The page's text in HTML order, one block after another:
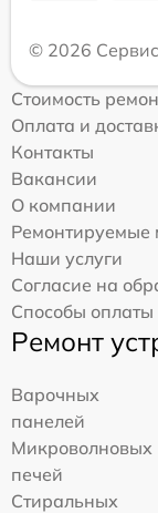
© 2026
Стоимость
Оплата и
Контакты
Вакансии
О компании
Ремонтируемые
Наши услуги
Согласие на
Способы оплаты
Ремонт
Варочных
панелей
Микроволновых
печей
Стиральных